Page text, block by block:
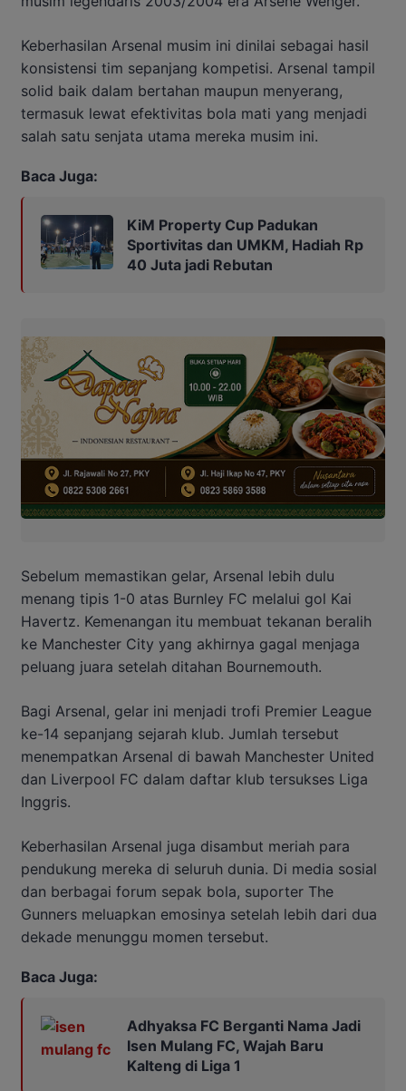
Keberhasilan Arsenal musim ini dinilai sebagai hasil
konsistensi tim sepanjang kompetisi. Arsenal tampil
solid baik dalam bertahan maupun menyerang,
termasuk lewat efektivitas bola mati yang menjadi
salah satu senjata utama mereka musim ini.
Baca Juga:
KiM Property Cup Padukan
Sportivitas dan UMKM, Hadiah Rp
40 Juta jadi Rebutan
Sebelum memastikan gelar, Arsenal lebih dulu
menang tipis 1-0 atas Burnley FC melalui gol Kai
Havertz. Kemenangan itu membuat tekanan beralih
ke Manchester City yang akhirnya gagal menjaga
peluang juara setelah ditahan Bournemouth.
Bagi Arsenal, gelar ini menjadi trofi Premier League
ke-14 sepanjang sejarah klub. Jumlah tersebut
menempatkan Arsenal di bawah Manchester United
dan Liverpool FC dalam daftar klub tersukses Liga
Inggris.
Keberhasilan Arsenal juga disambut meriah para
pendukung mereka di seluruh dunia. Di media sosial
dan berbagai forum sepak bola, suporter The
Gunners meluapkan emosinya setelah lebih dari dua
dekade menunggu momen tersebut.
Baca Juga:
Adhyaksa FC Berganti Nama Jadi
Isen Mulang FC, Wajah Baru
Kalteng di Liga 1